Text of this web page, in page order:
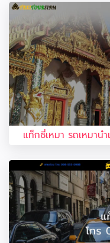
แท็กซี่เหมา รถเหมา